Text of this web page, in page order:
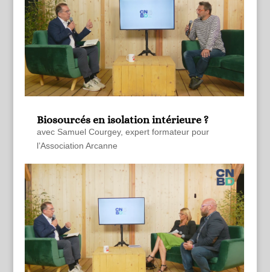
Biosourcés en isolation intérieure ?
avec Samuel Courgey, expert formateur pour
l’Association Arcanne